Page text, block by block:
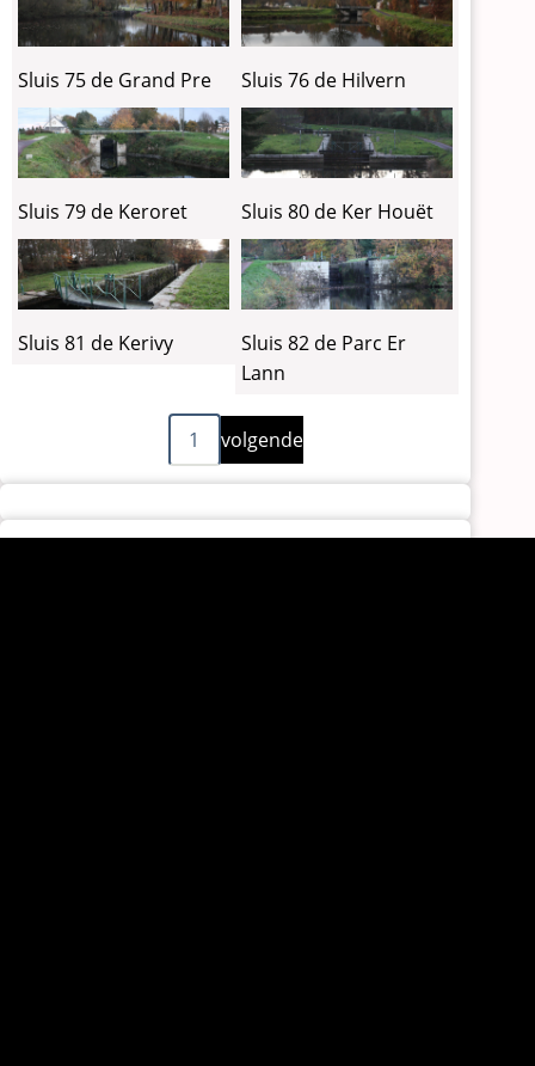
Sluis 75 de Grand Pre Sluis 76 de Hilvern
Sluis 79 de Keroret Sluis 80 de Ker Houët
Sluis 81 de Kerivy
Sluis 82 de Parc Er
Lann
1
Volgende
pagina
volgende